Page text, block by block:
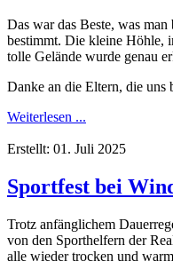
Das war das Beste, was
bestimmt. Die kleine Höhle,
tolle Gelände wurde genau
Danke an die Eltern, die uns
Weiterlesen ...
Erstellt: 01. Juli 2025
Sportfest bei
Trotz anfänglichem
von den Sporthelfern der
alle wieder trocken und